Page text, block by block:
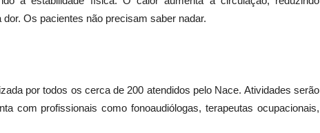
Os pacientes não precisam saber nadar.
por todos os cerca de 200 atendidos pelo Nace. Atividades serão
com profissionais como fonoaudiólogas, terapeutas ocupacionais,